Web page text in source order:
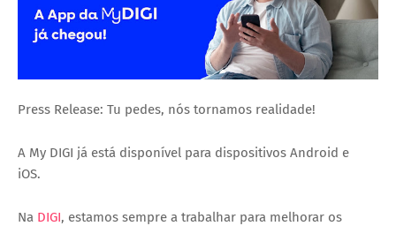
Press Release: Tu pedes, nós tornamos realidade!
A My DIGI já está disponível para dispositivos Android e
iOS.
Na DIGI, estamos sempre a trabalhar para melhorar os